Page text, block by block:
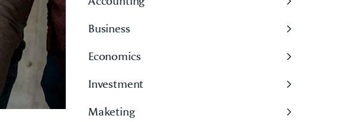
Business
Economics
Investment
Maketing